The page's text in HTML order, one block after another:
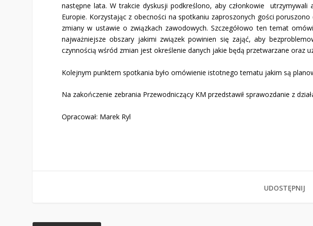
następne lata. W trakcie dyskusji podkreślono, aby członkowie
Europie. Korzystając z obecności na spotkaniu zaproszonych gości
zmiany w ustawie o związkach zawodowych. Szczegółowo ten temat
najważniejsze obszary jakimi związek powinien się zająć, aby
czynnością wśród zmian jest określenie danych jakie będą przetwarzane oraz
Kolejnym punktem spotkania było omówienie istotnego tematu jakim są
Na zakończenie zebrania Przewodniczący KM przedstawił sprawozdanie z
Opracował: Marek Ryl
UDOSTĘPNIJ